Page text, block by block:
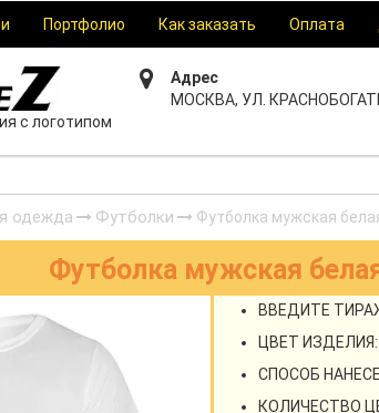
Портфолио Как заказать Оплата
с логотипом
Адрес
МОСКВА, УЛ.
одежда Футболки Футболка мужская
Футболка мужская
ВВЕДИТЕ
ЦВЕТ ИЗДЕЛИЯ:
СПОСОБ
КОЛИЧЕСТВО